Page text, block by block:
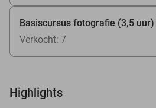
Basiscursus fotografie (3,5 uur)
Verkocht: 7
Highlights